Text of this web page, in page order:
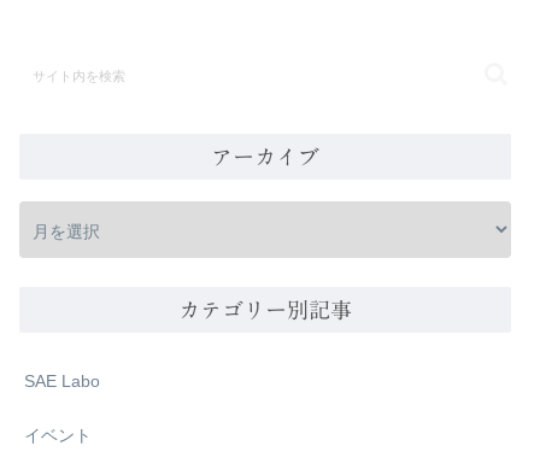
アーカイブ
カテゴリー別記事
SAE Labo
イベント